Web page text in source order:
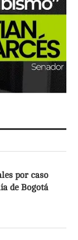
por caso
de Bogotá